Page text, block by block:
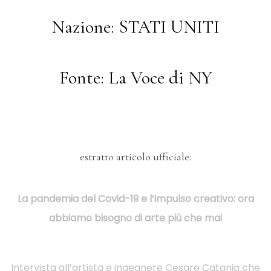
Nazione: STATI UNITI
Fonte: La Voce di NY
estratto articolo ufficiale:
La pandemia del Covid-19 e l’impulso creativo: ora
abbiamo bisogno di arte più che mai
Intervista all’artista e ingegnere Cesare Catania che